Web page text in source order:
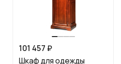
101 457 ₽
Шкаф для одежды